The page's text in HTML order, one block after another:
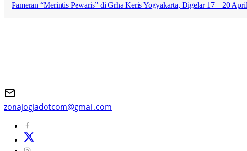
Pameran “Merintis Pewaris” di Grha Keris Yogyakarta, Digelar 17 – 20 April
zonajogjadotcom@gmail.com